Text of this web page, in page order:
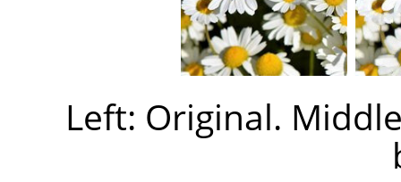
Left: Original.